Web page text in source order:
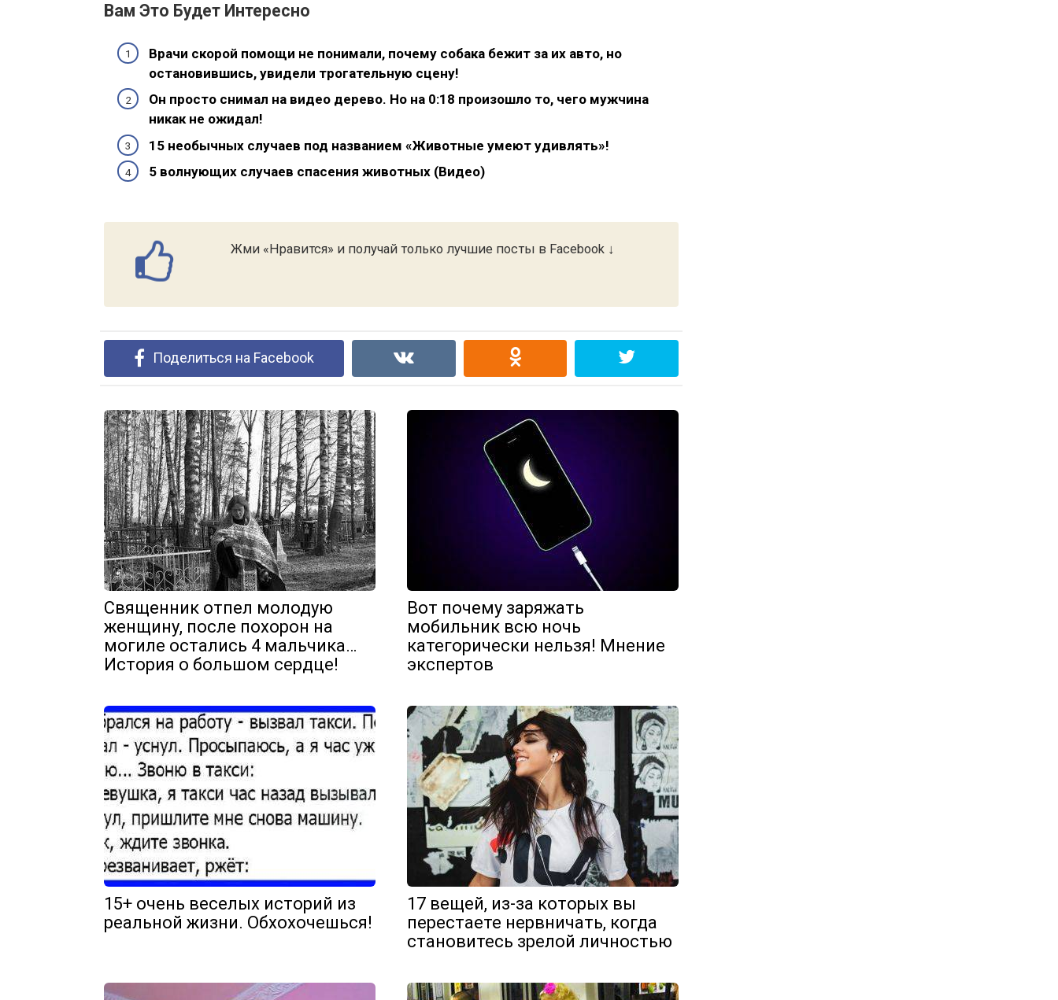
Вам Это Будет Интересно
Врачи скорой помощи не понимали, почему собака бежит за их авто, но
остановившись, увидели трогательную сцену!
Он просто снимал на видео дерево. Но на 0:18 произошло то, чего мужчина
никак не ожидал!
15 необычных случаев под названием «Животные умеют удивлять»!
5 волнующих случаев спасения животных (Видео)
Жми «Нравится» и получай только лучшие посты в Facebook ↓
Поделиться на Facebook
Священник отпел молодую
женщину, после похорон на
могиле остались 4 мальчика…
История о большом сердце!
Вот почему заряжать
мобильник всю ночь
категорически нельзя! Мнение
экспертов
15+ очень веселых историй из
реальной жизни. Обхохочешься!
17 вещей, из-за которых вы
перестаете нервничать, когда
становитесь зрелой личностью